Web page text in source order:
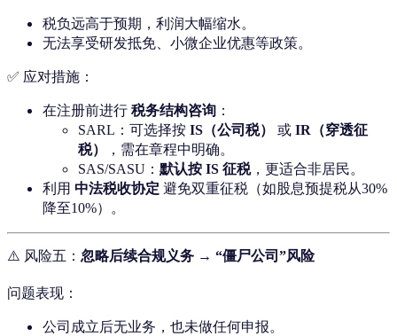
税负远高于预期，利润大幅缩水。
无法享受研发抵免、小微企业优惠等政策。
✅ 应对措施：
在注册前进行 税务结构咨询 ：
SARL：可选择按 IS（公司税） 或 IR（穿透征
税）
，需在章程中明确。
SAS/SASU： 默认按 IS 征税，更适合非居民。
利用 中法税收协定 避免双重征税（如股息预提税从30%
降至10%）。
⚠️ 风险五： 忽略后续合规义务 → “僵尸公司”风险
问题表现：
公司成立后无业务，也未做任何申报。